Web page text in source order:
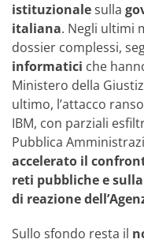
istituzionalesulla
italiana. Negli ultimi
dossier complessi,
informatici che
Ministero della
ultimo, l’attacco
IBM, con parziali
Pubblica
accelerato il
reti pubbliche e
di reazione
Sullo sfondo resta il